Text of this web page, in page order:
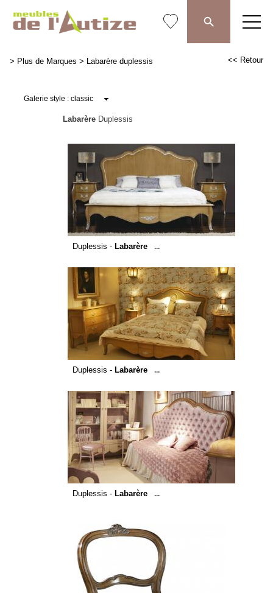
> Plus de Marques > Labarère duplessis << Retour
LabarèreDuplessis
Duplessis - Labarère ...
Duplessis - Labarère ...
Duplessis - Labarère ...